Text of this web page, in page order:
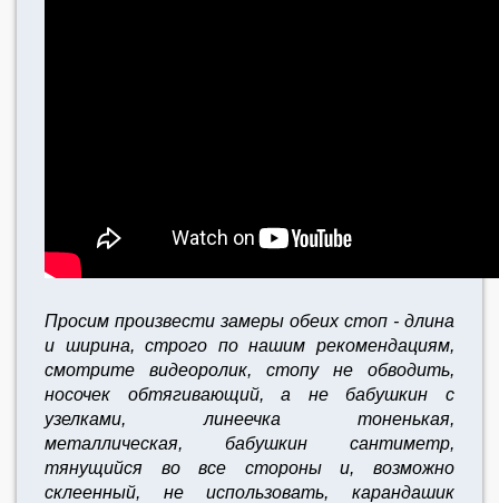
Просим произвести замеры обеих стоп - длина
и ширина, строго по нашим рекомендациям,
смотрите видеоролик, стопу не обводить,
носочек обтягивающий, а не бабушкин с
узелками, линеечка тоненькая,
металлическая, бабушкин сантиметр,
тянущийся во все стороны и, возможно
склеенный, не использовать, карандашик